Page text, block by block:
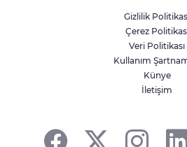
Gizlilik
Çerez
Veri Politikası
Kullanım
Künye
İletişim